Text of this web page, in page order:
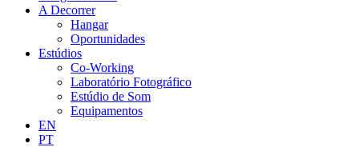
A Decorrer
Hangar
Oportunidades
Estúdios
Co-Working
Laboratório Fotográfico
Estúdio de Som
Equipamentos
EN
PT